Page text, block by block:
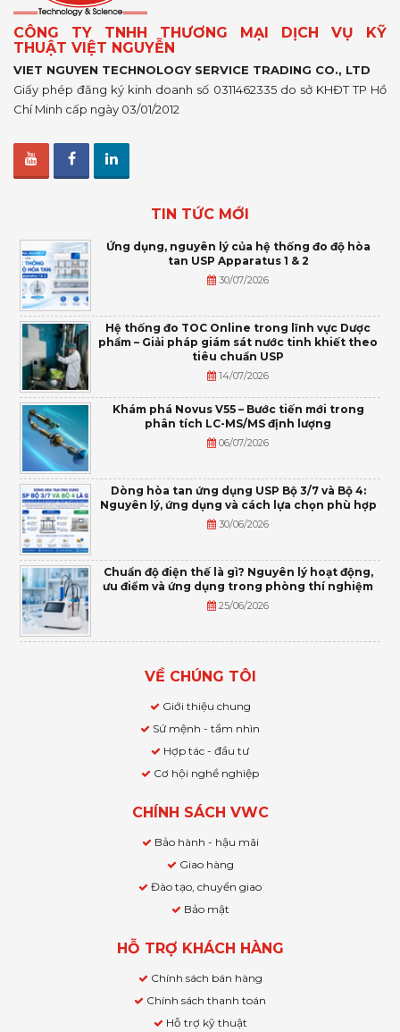
CÔNG TY TNHH THƯƠNG MẠI DỊCH VỤ KỸ
THUẬT VIỆT NGUYỄN
VIET NGUYEN TECHNOLOGY SERVICE TRADING CO., LTD
Giấy phép đăng ký kinh doanh số 0311462335 do sở KHĐT TP Hồ
Chí Minh cấp ngày 03/01/2012
TIN TỨC MỚI
Ứng dụng, nguyên lý của hệ thống đo độ hòa
tan USP Apparatus 1 & 2
30/07/2026
Hệ thống đo TOC Online trong lĩnh vực Dược
phẩm – Giải pháp giám sát nước tinh khiết theo
tiêu chuẩn USP
14/07/2026
Khám phá Novus V55 – Bước tiến mới trong
phân tích LC-MS/MS định lượng
06/07/2026
Dòng hòa tan ứng dụng USP Bộ 3/7 và Bộ 4:
Nguyên lý, ứng dụng và cách lựa chọn phù hợp
30/06/2026
Chuẩn độ điện thế là gì? Nguyên lý hoạt động,
ưu điểm và ứng dụng trong phòng thí nghiệm
25/06/2026
VỀ CHÚNG TÔI
Giới thiệu chung
Sứ mệnh - tầm nhìn
Hợp tác - đầu tư
Cơ hội nghề nghiệp
CHÍNH SÁCH VWC
Bảo hành - hậu mãi
Giao hàng
Đào tạo, chuyển giao
Bảo mật
HỖ TRỢ KHÁCH HÀNG
Chính sách bán hàng
Chính sách thanh toán
Hỗ trợ kỹ thuật